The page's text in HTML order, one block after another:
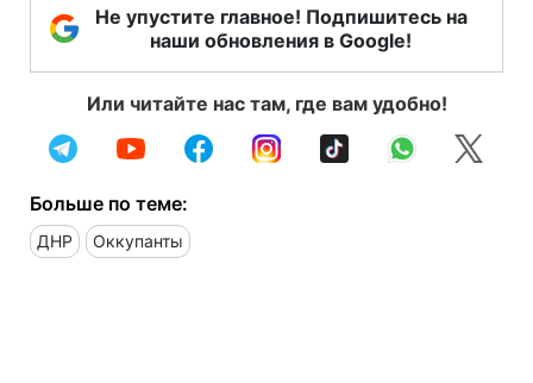
Не упустите главное! Подпишитесь на
наши обновления в Google!
Или читайте нас там, где вам удобно!
Больше по теме:
ДНР Оккупанты